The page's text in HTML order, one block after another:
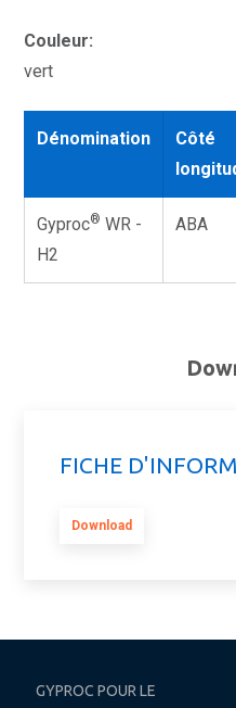
Couleur:
vert
Dénomination
Côté
Gyproc® WR -
H2
ABA
FICHE
Download
GYPROC POUR LE